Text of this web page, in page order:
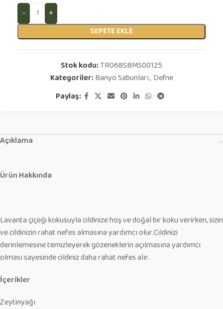
SEPETE EKLE
Stok kodu:TR068SBMS00125
Kategoriler:Banyo Sabunları, Defne
Paylaş:
Açıklama
Ürün Hakkında
Lavanta çiçeği kokusuyla cildinize hoş ve doğal bir koku verirken, sizin
ve cildinizin rahat nefes almasına yardımcı olur.Cildinizi
derinlemesine temizleyerek gözeneklerin açılmasına yardımcı
olması sayesinde cildiniz daha rahat nefes alır.
İçerikler
Zeytinyağı